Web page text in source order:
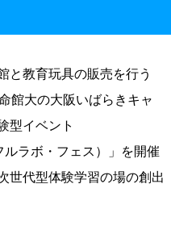
と教育玩具の販売を行う
館大の大阪いばらきキャ
型イベント
ルラボ・フェス）」を開催
世代型体験学習の場の創出